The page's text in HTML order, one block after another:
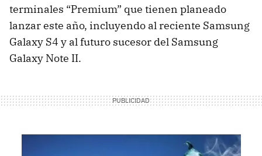
terminales “Premium” que tienen planeado
lanzar este año, incluyendo al reciente Samsung
Galaxy S4 y al futuro sucesor del Samsung
Galaxy Note II.